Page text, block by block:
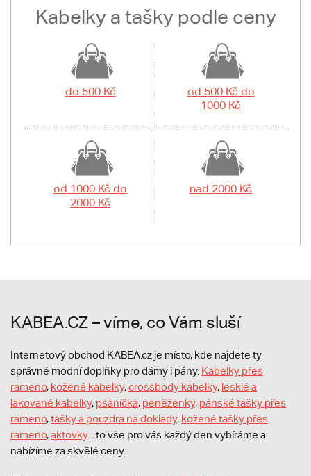
Kabelky a tašky podle ceny
do 500 Kč
od 500 Kč do
1000 Kč
od 1000 Kč do
2000 Kč
nad 2000 Kč
KABEA.CZ – víme, co Vám sluší
Internetový obchod KABEA.cz je místo, kde najdete ty
správné modní doplňky pro dámy i pány. Kabelky přes
rameno, kožené kabelky,crossbody kabelky, lesklé a
lakované kabelky, psaníčka, peněženky, pánské tašky přes
rameno,tašky a pouzdra na doklady, kožené tašky přes
rameno,aktovky... to vše pro vás každý den vybíráme a
nabízíme za skvělé ceny.